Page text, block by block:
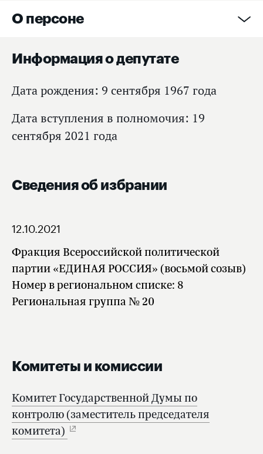
О персоне
Информация о депутате
Дата рождения: 9 сентября 1967 года
Дата вступления в полномочия: 19
сентября 2021 года
Сведения об избрании
12.10.2021
Фракция Всероссийской политической
партии «ЕДИНАЯ РОССИЯ» (восьмой созыв)
Номер в региональном списке: 8
Региональная группа № 20
Комитеты и комиссии
Комитет Государственной Думы по
контролю (заместитель председателя
комитета)